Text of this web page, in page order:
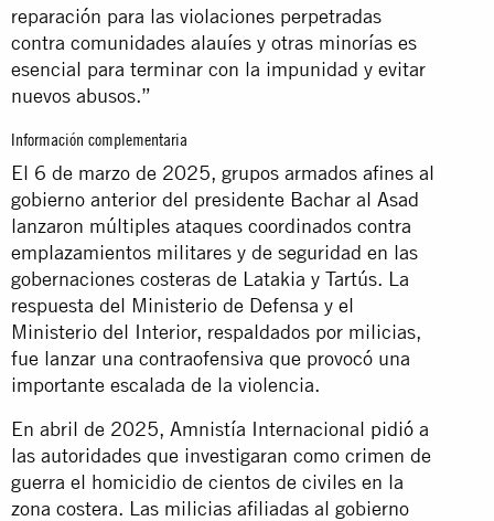
reparación para las violaciones perpetradas
contra comunidades alauíes y otras minorías es
esencial para terminar con la impunidad y evitar
nuevos abusos.”
Información complementaria
El 6 de marzo de 2025, grupos armados afines al
gobierno anterior del presidente Bachar al Asad
lanzaron múltiples ataques coordinados contra
emplazamientos militares y de seguridad en las
gobernaciones costeras de Latakia y Tartús. La
respuesta del Ministerio de Defensa y el
Ministerio del Interior, respaldados por milicias,
fue lanzar una contraofensiva que provocó una
importante escalada de la violencia.
En abril de 2025, Amnistía Internacional pidió a
las autoridades que investigaran como crimen de
guerra el homicidio de cientos de civiles en la
zona costera. Las milicias afiliadas al gobierno